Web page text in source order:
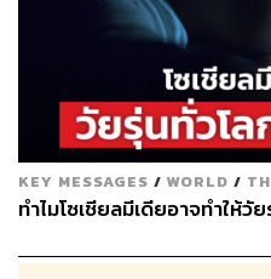
ประเด็นที่ทำให้คนคิ
โทรเข้ามาหาคอลเ
ประเด็นความสัมพัน
ครอบครัว ทั้งระหว่า
ระหว่างพ่อแม่-ลูก
KEY MESSAGES / WORLD /
ทำไมโซเชียลมีเดียอาจทำให้วั